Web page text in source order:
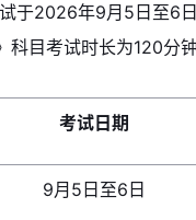
于2026年9月5日至6
科目考试时长为120分
考试日期
9月5日至6日